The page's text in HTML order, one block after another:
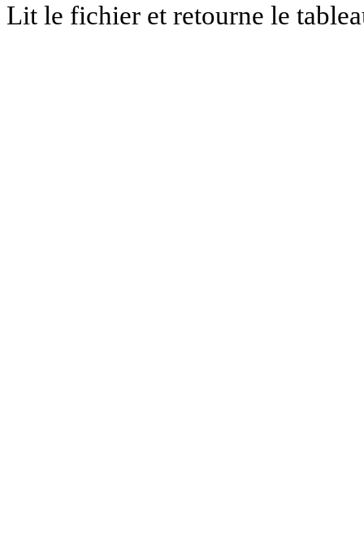
Lit le fichier et retourne le